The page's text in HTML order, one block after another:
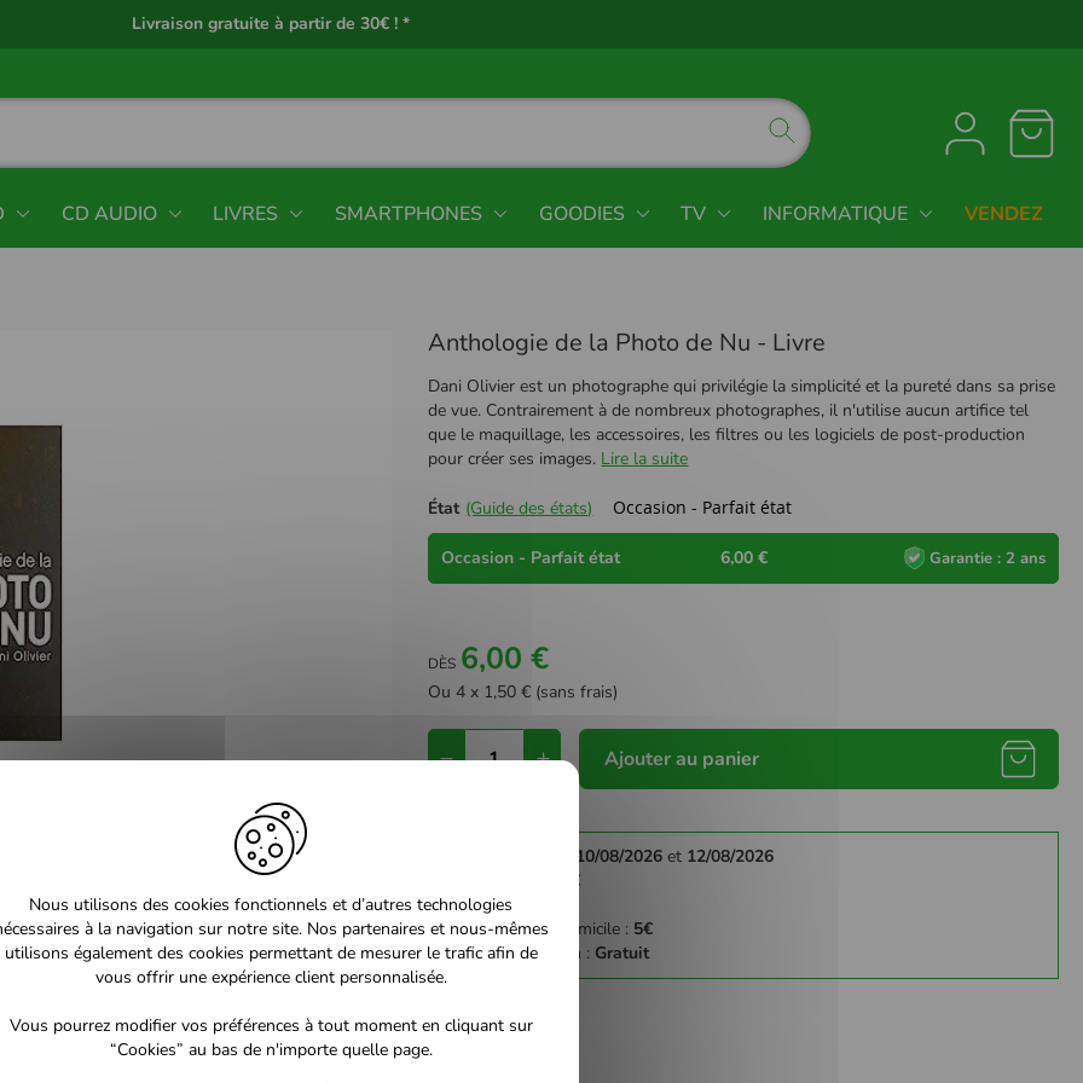
Livraison gratuite à partir de 30€ ! *
CD AUDIO LIVRES SMARTPHONES GOODIES TV INFORMATIQUE VENDEZ
Anthologie de la Photo de Nu - Livre
Dani Olivier est un photographe qui privilégie la simplicité et la pureté dans sa prise
de vue. Contrairement à de nombreux photographes, il n'utilise aucun artifice tel
que le maquillage, les accessoires, les filtres ou les logiciels de post-production
pour créer ses images. Lire la suite
État (Guide des états) Occasion - Parfait état
Occasion - Parfait état 6,00 € Garantie : 2 ans
DÈS 6,00 €
Ou 4 x 1,50 € (sans frais)
Ajouter au panier
10/08/2026 et 12/08/2026
3€
Lettre suivie :
So Colissimo à domicile : 5€
Retrait en Magasin : Gratuit
Nous utilisons des cookies fonctionnels et d’autres technologies
à la navigation sur notre site. Nos partenaires et nous-mêmes
utilisons également des cookies permettant de mesurer le trafic afin de
vous offrir une expérience client personnalisée.
Vous pourrez modifier vos préférences à tout moment en cliquant sur
“Cookies” au bas de n'importe quelle page.